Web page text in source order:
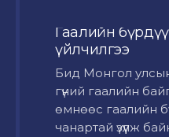
Гаалийн
үйлчилгээ
Бид Монгол
гүний гаалийн
өмнөөс гаалийн
чанартай үзүүлж